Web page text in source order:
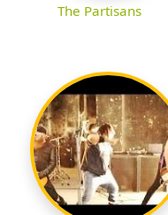
The Partisans